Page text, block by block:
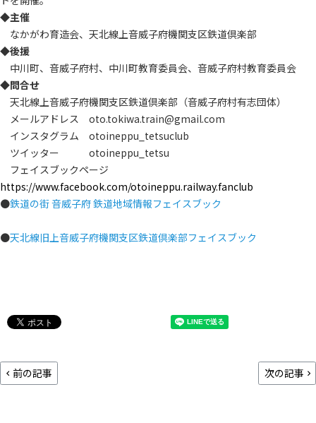
◆主催
なかがわ育造会、天北線上音威子府機関支区鉄道倶楽部
◆後援
中川町、音威子府村、中川町教育委員会、音威子府村教育委員会
◆問合せ
天北線上音威子府機関支区鉄道倶楽部（音威子府村有志団体）
メールアドレス oto.tokiwa.train@gmail.com
インスタグラム otoineppu_tetsuclub
ツイッター otoineppu_tetsu
フェイスブックページ
https://www.facebook.com/otoineppu.railway.fanclub
●鉄道の街 音威子府 鉄道地域情報フェイスブック
●天北線旧上音威子府機関支区鉄道倶楽部フェイスブック
前の記事 次の記事